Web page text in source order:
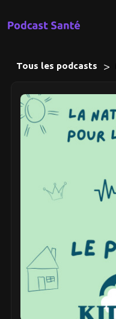
Tous les podcasts >